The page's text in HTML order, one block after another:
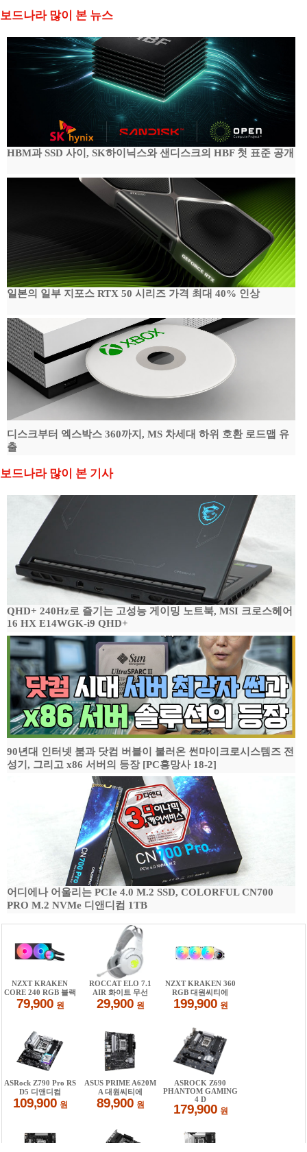
보드나라 많이 본 뉴스
HBM과 SSD 사이, SK하이닉스와 샌디스크의 HBF 첫 표준 공개
일본의 일부 지포스 RTX 50 시리즈 가격 최대 40% 인상
디스크부터 엑스박스 360까지, MS 차세대 하위 호환 로드맵 유
출
보드나라 많이 본 기사
QHD+ 240Hz로 즐기는 고성능 게이밍 노트북, MSI 크로스헤어
16 HX E14WGK-i9 QHD+
90년대 인터넷 붐과 닷컴 버블이 불러온 썬마이크로시스템즈 전
성기, 그리고 x86 서버의 등장 [PC흥망사 18-2]
어디에나 어울리는 PCIe 4.0 M.2 SSD, COLORFUL CN700
PRO M.2 NVMe 디앤디컴 1TB